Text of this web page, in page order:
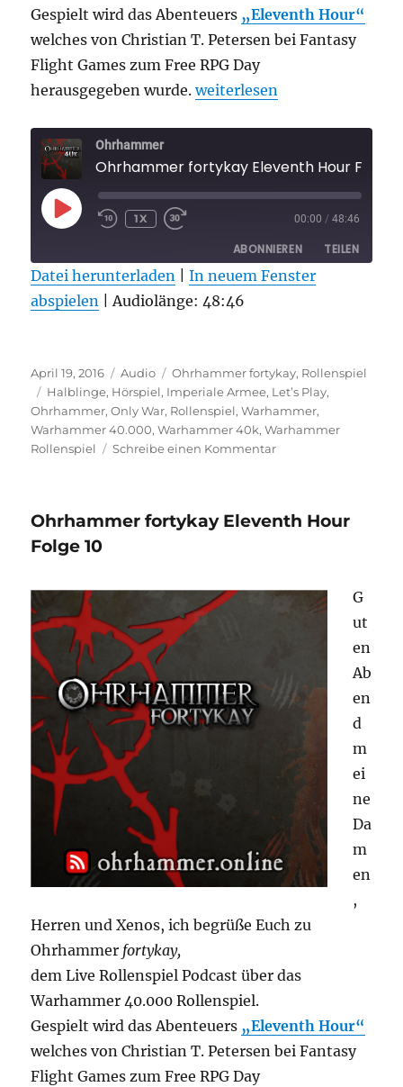
Gespielt wird das Abenteuers „Eleventh Hour“
welches von Christian T. Petersen bei Fantasy
Flight Games zum Free RPG Day
herausgegeben wurde.„Ohrhammer fortykay
weiterlesen
Ohrhammer
PLAY
EPISODE
1X 00:00 / 48:46
ABONNIEREN TEILEN
RSS FEED
TEILEN
EMBED
Datei herunterladen |In neuem Fenster
abspielen |Audiolänge: 48:46
Veröffentlicht
am
April 19, 2016 Format
Audio Kategorien
Ohrhammer fortykay, Rollenspiel
Schlagwörter
Halblinge, Hörspiel, Imperiale Armee, Let’s Play,
Ohrhammer,Only War, Rollenspiel,Warhammer,
Warhammer 40.000,Warhammer 40k,Warhammer
Rollenspiel
Schreibe einen Kommentarzu
Hour
Finale
Ohrhammer fortykay Eleventh Hour
Folge 10
G
ut
en
Ab
en
d
m
ei
ne
Da
m
en
,
Herren und Xenos, ich begrüße Euch zu
Ohrhammer fortykay,
dem Live Rollenspiel Podcast über das
Warhammer 40.000 Rollenspiel.
Gespielt wird das Abenteuers „Eleventh Hour“
welches von Christian T. Petersen bei Fantasy
Flight Games zum Free RPG Day